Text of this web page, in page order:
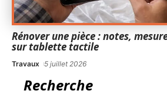
Rénover une pièce : notes,
sur tablette tactile
Travaux 5 juillet 2026
Recherche